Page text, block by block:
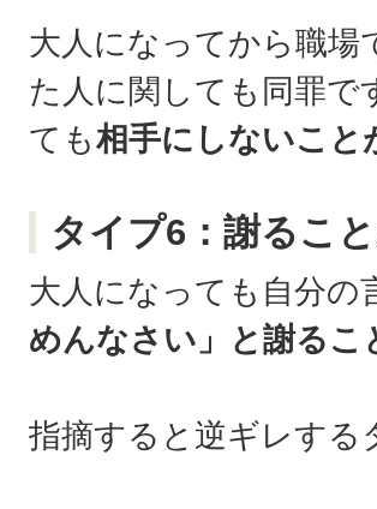
大人になってから職
た人に関しても同罪
ても相手にしないこと
タイプ6：謝るこ
大人になっても自分の
めんなさい」と謝るこ
指摘すると逆ギレする